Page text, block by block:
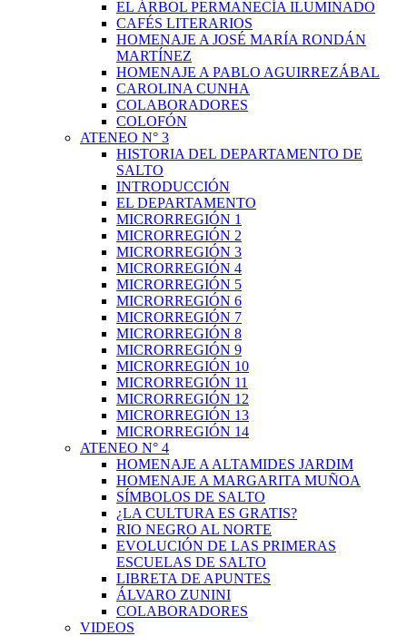
EL ÁRBOL PERMANECÍA ILUMINADO
CAFÉS LITERARIOS
HOMENAJE A JOSÉ MARÍA RONDÁN
MARTÍNEZ
HOMENAJE A PABLO AGUIRREZÁBAL
CAROLINA CUNHA
COLABORADORES
COLOFÓN
ATENEO N° 3
HISTORIA DEL DEPARTAMENTO DE
SALTO
INTRODUCCIÓN
EL DEPARTAMENTO
MICRORREGIÓN 1
MICRORREGIÓN 2
MICRORREGIÓN 3
MICRORREGIÓN 4
MICRORREGIÓN 5
MICRORREGIÓN 6
MICRORREGIÓN 7
MICRORREGIÓN 8
MICRORREGIÓN 9
MICRORREGIÓN 10
MICRORREGIÓN 11
MICRORREGIÓN 12
MICRORREGIÓN 13
MICRORREGIÓN 14
ATENEO N° 4
HOMENAJE A ALTAMIDES JARDIM
HOMENAJE A MARGARITA MUÑOA
SÍMBOLOS DE SALTO
¿LA CULTURA ES GRATIS?
RIO NEGRO AL NORTE
EVOLUCIÓN DE LAS PRIMERAS
ESCUELAS DE SALTO
LIBRETA DE APUNTES
ÁLVARO ZUNINI
COLABORADORES
VIDEOS